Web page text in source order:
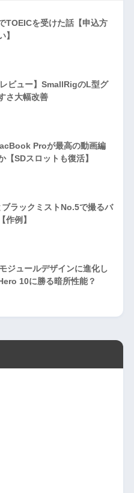
TOEICを受けた話【申込方
】
レビュー】SmallRigのL型グ
さ大幅改善
Proが最高の動画編
【SDスロットも復活】
ラックミストNo.5で撮るバ
作例】
ジュールデザインに進化し
10に勝る暗所性能？